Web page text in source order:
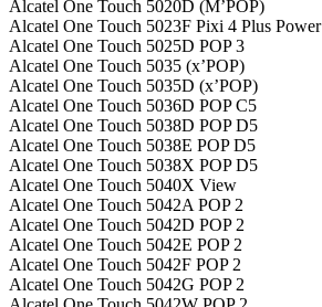
Alcatel One Touch 5020D (M’POP)
Alcatel One Touch 5023F Pixi 4 Plus Power
Alcatel One Touch 5025D POP 3
Alcatel One Touch 5035 (x’POP)
Alcatel One Touch 5035D (x’POP)
Alcatel One Touch 5036D POP C5
Alcatel One Touch 5038D POP D5
Alcatel One Touch 5038E POP D5
Alcatel One Touch 5038X POP D5
Alcatel One Touch 5040X View
Alcatel One Touch 5042A POP 2
Alcatel One Touch 5042D POP 2
Alcatel One Touch 5042E POP 2
Alcatel One Touch 5042F POP 2
Alcatel One Touch 5042G POP 2